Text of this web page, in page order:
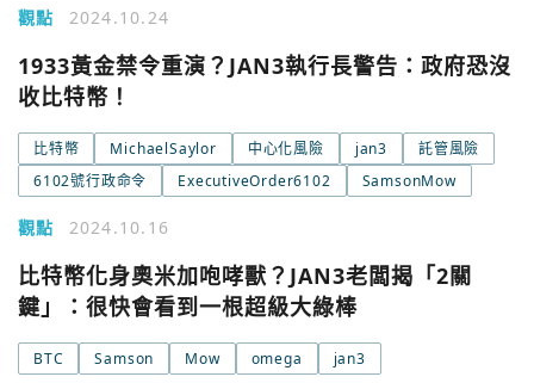
觀點 2024.10.24
1933黃金禁令重演？JAN3執行長警告：政府恐沒
收比特幣！
比特幣 MichaelSaylor 中心化風險 jan3
託管風險
6102號行政命令
ExecutiveOrder6102 SamsonMow
觀點 2024.10.16
比特幣化身奧米加咆哮獸？JAN3老闆揭「2關
鍵」：很快會看到一根超級大綠棒
BTC Samson Mow omega jan3
Google
Apple
繼續表示您已同意 服務條款與隱私政策
今日熱門
關閉